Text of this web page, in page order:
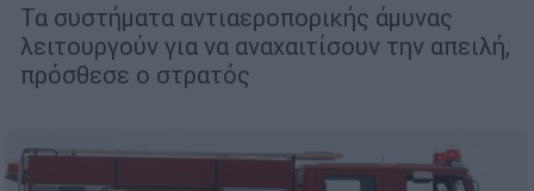
Τα συστήματα αντιαεροπορικής άμυνας
λειτουργούν για να αναχαιτίσουν την απειλή,
πρόσθεσε ο στρατός